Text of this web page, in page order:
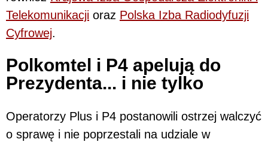
Telekomunikacji oraz Polska Izba Radiodyfuzji
Cyfrowej.
Polkomtel i P4 apelują do
Prezydenta... i nie tylko
Operatorzy Plus i P4 postanowili ostrzej walczyć
o sprawę i nie poprzestali na udziale w